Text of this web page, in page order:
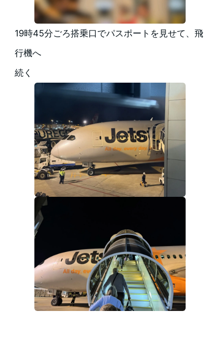
19時45分ごろ搭乗口でパスポートを見せて、飛
行機へ
続く